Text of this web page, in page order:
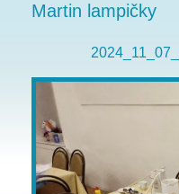
Martin lampičky